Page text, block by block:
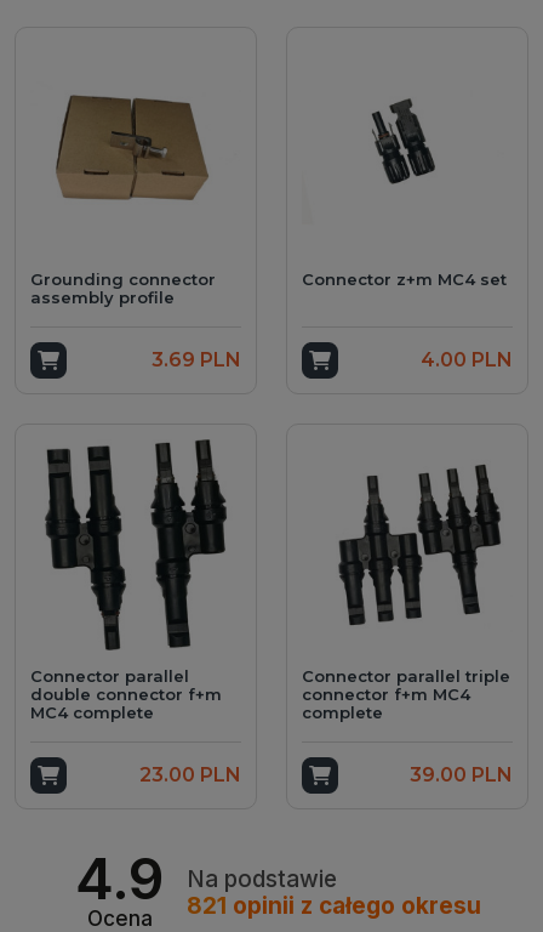
Grounding connector
assembly profile
Add to cart3.69 PLN
Connector z+m MC4 set
Add to cart4.00 PLN
Connector parallel
double connector f+m
MC4 complete
Add to cart23.00 PLN
Connector parallel triple
connector f+m MC4
complete
Add to cart39.00 PLN
4.9
Ocena
Na podstawie
821 opinii z całego okresu